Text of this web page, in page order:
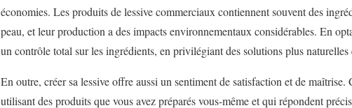
économies. Les produits de lessive commerciaux contiennent souvent des
peau, et leur production a des impacts environnementaux considérables. En
un contrôle total sur les ingrédients, en privilégiant des solutions plus naturelles
En outre, créer sa lessive offre aussi un sentiment de satisfaction et de maîtrise.
utilisant des produits que vous avez préparés vous-même et qui répondent